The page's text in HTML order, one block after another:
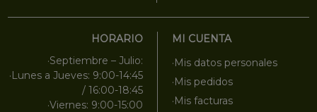
HORARIO
·Septiembre – Julio:
·Lunes a Jueves: 9:00-14:45
/ 16:00-18:45
·Viernes: 9:00-15:00
MI CUENTA
·Mis datos personales
·Mis pedidos
·Mis facturas